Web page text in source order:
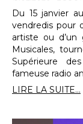
Du 15 janvier
vendredis pour
artiste ou d’un
Musicales,
Supérieure
fameuse radio
LIRE LA SUITE...